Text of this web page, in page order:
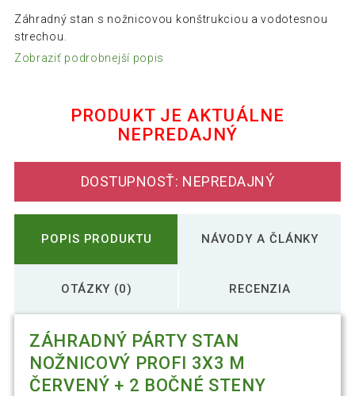
Záhradný stan s nožnicovou konštrukciou a vodotesnou
strechou.
Zobraziť podrobnejší popis
PRODUKT JE AKTUÁLNE
NEPREDAJNÝ
DOSTUPNOSŤ: NEPREDAJNÝ
POPIS PRODUKTU NÁVODY A ČLÁNKY
OTÁZKY (0) RECENZIA
ZÁHRADNÝ PÁRTY STAN
NOŽNICOVÝ PROFI 3X3 M
ČERVENÝ + 2 BOČNÉ STENY